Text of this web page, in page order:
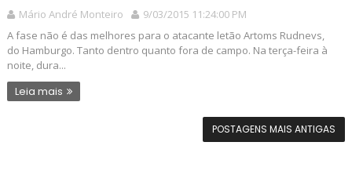
Mário André Monteiro
9/03/2015 11:24:00 PM
A fase não é das melhores para o atacante letão Artoms Rudnevs,
do Hamburgo. Tanto dentro quanto fora de campo. Na terça-feira à
noite, dura...
Leia mais
POSTAGENS MAIS ANTIGAS